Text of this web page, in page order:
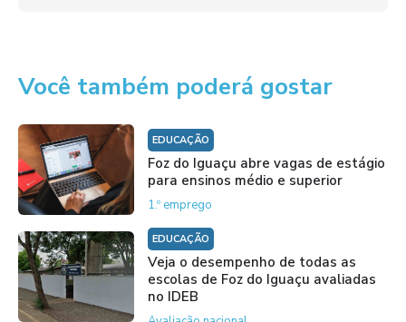
Você também poderá gostar
EDUCAÇÃO
Foz do Iguaçu abre vagas de estágio
para ensinos médio e superior
1.º emprego
EDUCAÇÃO
Veja o desempenho de todas as
escolas de Foz do Iguaçu avaliadas
no IDEB